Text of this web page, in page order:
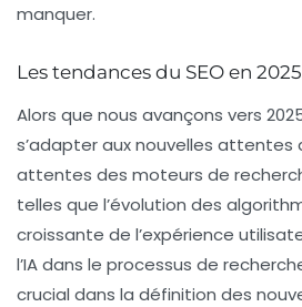
manquer.
Les tendances du SEO en
Alors que nous avançons vers
s’adapter aux nouvelles attentes
attentes des moteurs de
telles que l’évolution des
croissante de l’expérience
l’IA dans le processus de
crucial dans la définition des